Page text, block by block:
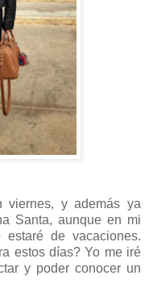
viernes, y además ya
Santa, aunque en mi
de vacaciones.
estos días? Yo me iré
y poder conocer un